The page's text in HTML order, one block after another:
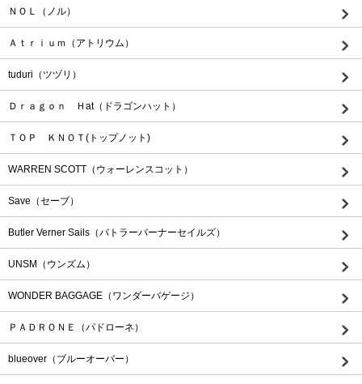
ＮＯＬ（ノル）
Ａｔｒｉｕｍ（アトリウム）
tuduri（ツヅリ）
Ｄｒａｇｏｎ Ｈat（ドラゴンハット）
ＴＯＰ ＫＮＯＴ(トップノット)
WARREN SCOTT（ウォーレンスコット）
Save（セーブ）
Butler Verner Sails（バトラーバーナーセイルズ）
UNSM（ウンズム）
WONDER BAGGAGE（ワンダーバゲージ）
ＰＡＤＲＯＮＥ（パドローネ）
blueover（ブルーオーバー）